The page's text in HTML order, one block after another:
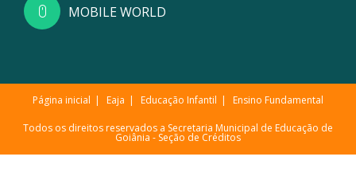
MOBILE WORLD
Página inicial Eaja Educação Infantil Ensino Fundamental
Todos os direitos reservados a Secretaria Municipal de Educação de
Goiânia - Seção de Créditos